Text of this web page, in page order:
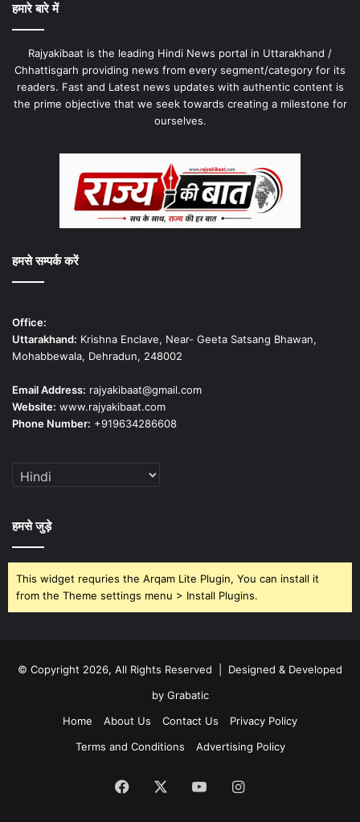
हमारे बारे में
Rajyakibaat is the leading Hindi News portal in Uttarakhand /
Chhattisgarh providing news from every segment/category for its
readers. Fast and Latest news updates with authentic content is
the prime objective that we seek towards creating a milestone for
ourselves.
हमसे सम्पर्क करें
Office:
Uttarakhand: Krishna Enclave, Near- Geeta Satsang Bhawan,
Mohabbewala, Dehradun, 248002
Email Address: rajyakibaat@gmail.com
Website: www.rajyakibaat.com
Phone Number: +919634286608
हमसे जुड़े
This widget requries the Arqam Lite Plugin, You can install it
from the Theme settings menu > Install Plugins.
© Copyright 2026, All Rights Reserved | Designed & Developed
by Grabatic
Home
About Us Contact Us
Privacy Policy
Terms and Conditions
Advertising Policy
Facebook YouTubeInstagram